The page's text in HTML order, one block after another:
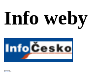
Info weby